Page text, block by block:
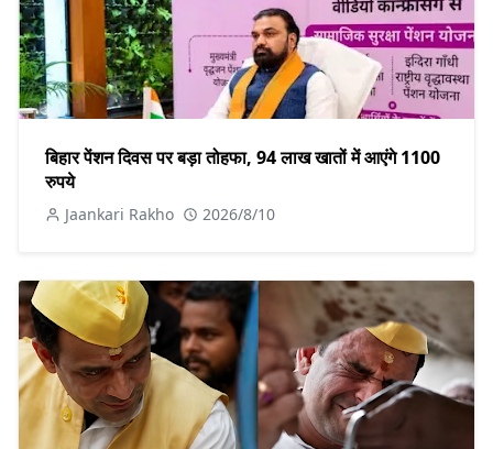
बिहार पेंशन दिवस पर बड़ा तोहफा, 94 लाख खातों में आएंगे 1100
रुपये
Jaankari Rakho 2026/8/10